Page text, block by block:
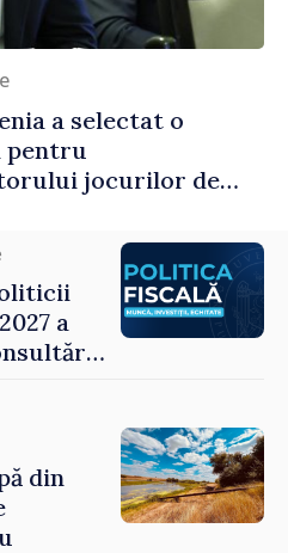
a selectat o
pentru
jocurilor de
a
din